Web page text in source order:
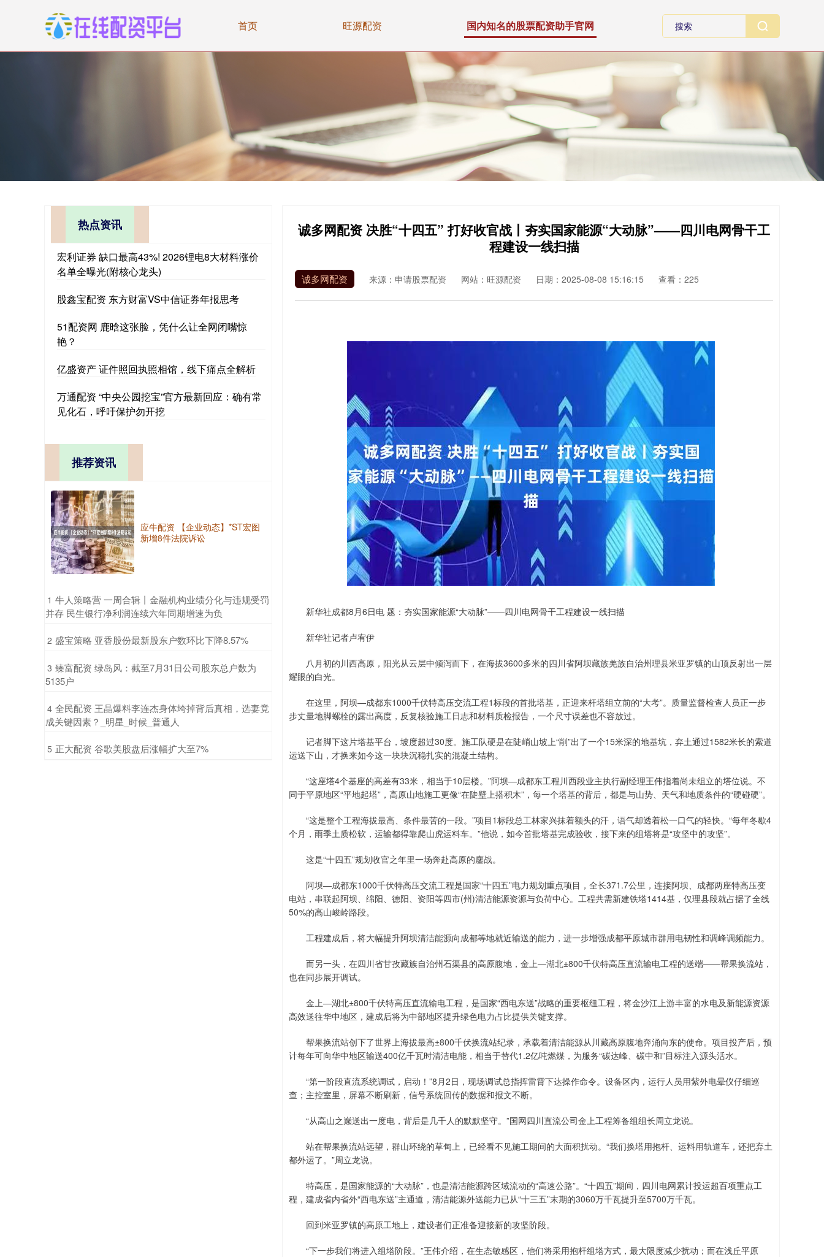
首页 旺源配资 国内知名的股票配资助手官网
诚多网配资 决胜“十四五” 打好收官战丨夯实国家能源“大动脉”——四川电网骨干工
程建设一线扫描
诚多网配资 来源：申请股票配资 网站：旺源配资 日期：2025-08-08 15:16:15 查看：225
新华社成都8月6日电 题：夯实国家能源“大动脉”——四川电网骨干工程建设一线扫描
新华社记者卢宥伊
八月初的川西高原，阳光从云层中倾泻而下，在海拔3600多米的四川省阿坝藏族羌族自治州理县米亚罗镇的山顶反射出一层
耀眼的白光。
在这里，阿坝—成都东1000千伏特高压交流工程1标段的首批塔基，正迎来杆塔组立前的“大考”。质量监督检查人员正一步
步丈量地脚螺栓的露出高度，反复核验施工日志和材料质检报告，一个尺寸误差也不容放过。
记者脚下这片塔基平台，坡度超过30度。施工队硬是在陡峭山坡上“削”出了一个15米深的地基坑，弃土通过1582米长的索道
运送下山，才换来如今这一块块沉稳扎实的混凝土结构。
“这座塔4个基座的高差有33米，相当于10层楼。”阿坝—成都东工程川西段业主执行副经理王伟指着尚未组立的塔位说。不
同于平原地区“平地起塔”，高原山地施工更像“在陡壁上搭积木”，每一个塔基的背后，都是与山势、天气和地质条件的“硬碰硬”。
“这是整个工程海拔最高、条件最苦的一段。”项目1标段总工林家兴抹着额头的汗，语气却透着松一口气的轻快。“每年冬歇4
个月，雨季土质松软，运输都得靠爬山虎运料车。”他说，如今首批塔基完成验收，接下来的组塔将是“攻坚中的攻坚”。
这是“十四五”规划收官之年里一场奔赴高原的鏖战。
阿坝—成都东1000千伏特高压交流工程是国家“十四五”电力规划重点项目，全长371.7公里，连接阿坝、成都两座特高压变
电站，串联起阿坝、绵阳、德阳、资阳等四市(州)清洁能源资源与负荷中心。工程共需新建铁塔1414基，仅理县段就占据了全线
50%的高山峻岭路段。
工程建成后，将大幅提升阿坝清洁能源向成都等地就近输送的能力，进一步增强成都平原城市群用电韧性和调峰调频能力。
而另一头，在四川省甘孜藏族自治州石渠县的高原腹地，金上—湖北±800千伏特高压直流输电工程的送端——帮果换流站，
也在同步展开调试。
金上—湖北±800千伏特高压直流输电工程，是国家“西电东送”战略的重要枢纽工程，将金沙江上游丰富的水电及新能源资源
高效送往华中地区，建成后将为中部地区提升绿色电力占比提供关键支撑。
帮果换流站创下了世界上海拔最高±800千伏换流站纪录，承载着清洁能源从川藏高原腹地奔涌向东的使命。项目投产后，预
计每年可向华中地区输送400亿千瓦时清洁电能，相当于替代1.2亿吨燃煤，为服务“碳达峰、碳中和”目标注入源头活水。
“第一阶段直流系统调试，启动！”8月2日，现场调试总指挥雷霄下达操作命令。设备区内，运行人员用紫外电晕仪仔细巡
查；主控室里，屏幕不断刷新，信号系统回传的数据和报文不断。
“从高山之巅送出一度电，背后是几千人的默默坚守。”国网四川直流公司金上工程筹备组组长周立龙说。
站在帮果换流站远望，群山环绕的草甸上，已经看不见施工期间的大面积扰动。“我们换塔用抱杆、运料用轨道车，还把弃土
都外运了。”周立龙说。
特高压，是国家能源的“大动脉”，也是清洁能源跨区域流动的“高速公路”。“十四五”期间，四川电网累计投运超百项重点工
程，建成省内省外“西电东送”主通道，清洁能源外送能力已从“十三五”末期的3060万千瓦提升至5700万千瓦。
回到米亚罗镇的高原工地上，建设者们正准备迎接新的攻坚阶段。
“下一步我们将进入组塔阶段。”王伟介绍，在生态敏感区，他们将采用抱杆组塔方式，最大限度减少扰动；而在浅丘平原
热点资讯
宏利证券 缺口最高43%! 2026锂电8大材料涨价
名单全曝光(附核心龙头)
股鑫宝配资 东方财富VS中信证券年报思考
51配资网 鹿晗这张脸，凭什么让全网闭嘴惊
艳？
亿盛资产 证件照回执照相馆，线下痛点全解析
万通配资 “中央公园挖宝”官方最新回应：确有常
见化石，呼吁保护勿开挖
推荐资讯
应牛配资 【企业动态】*ST宏图
新增8件法院诉讼
1 ​牛人策略营 一周合辑丨金融机构业绩分化与违规受罚
并存 民生银行净利润连续六年同期增速为负
2 ​盛宝策略 亚香股份最新股东户数环比下降8.57%
3 ​臻富配资 绿岛风：截至7月31日公司股东总户数为
5135户
4 ​全民配资 王晶爆料李连杰身体垮掉背后真相，选妻竟
成关键因素？_明星_时候_普通人
5 ​正大配资 谷歌美股盘后涨幅扩大至7%